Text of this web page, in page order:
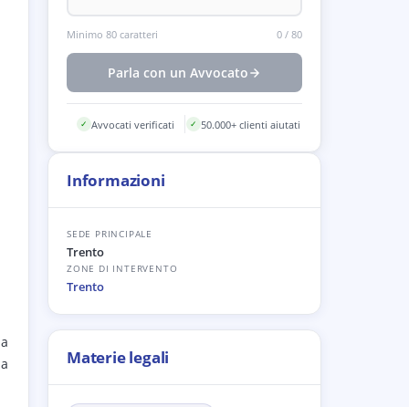
Minimo 80 caratteri 0 / 80
Parla con un Avvocato
✓ Avvocati verificati ✓ 50.000+ clienti aiutati
Informazioni
SEDE PRINCIPALE
Trento
ZONE DI INTERVENTO
Trento
Materie legali